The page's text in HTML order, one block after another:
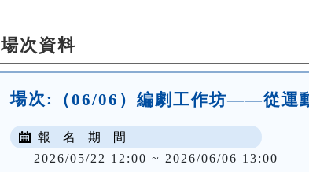
場次資料
場次: （06/06）編劇工作坊——從運
報 名 期 間
2026/05/22 12:00 ~ 2026/06/06 13:00